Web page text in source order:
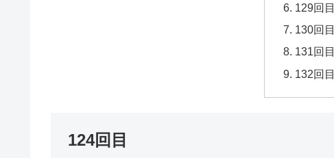
129回目
130回目
131回目
132回目
124回目